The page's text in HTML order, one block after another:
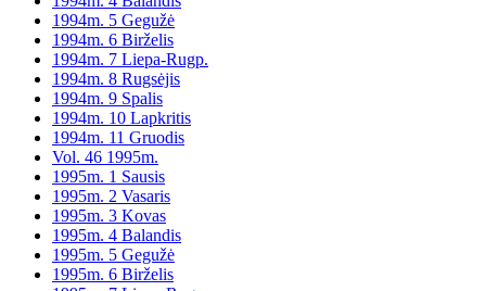
1994m. 5 Gegužė
1994m. 6 Birželis
1994m. 7 Liepa-Rugp.
1994m. 8 Rugsėjis
1994m. 9 Spalis
1994m. 10 Lapkritis
1994m. 11 Gruodis
Vol. 46 1995m.
1995m. 1 Sausis
1995m. 2 Vasaris
1995m. 3 Kovas
1995m. 4 Balandis
1995m. 5 Gegužė
1995m. 6 Birželis